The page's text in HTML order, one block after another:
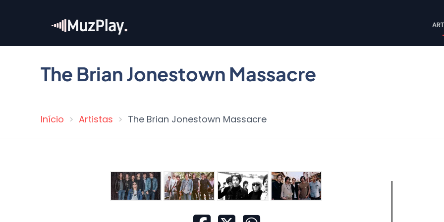
conteúdo
The Brian Jonestown Massacre
Trilha
navegação
Início Artistas The Brian Jonestown Massacre